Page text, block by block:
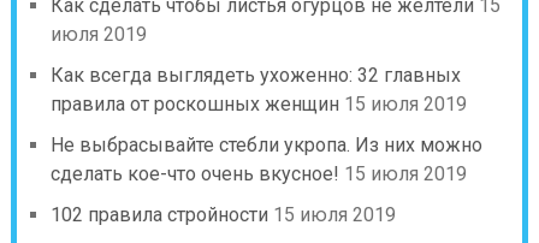
Как сделать чтобы листья огурцов не желтели 15
июля 2019
Как всегда выглядеть ухоженно: 32 главных
правила от роскошных женщин 15 июля 2019
Не выбрасывайте стебли укропа. Из них можно
сделать кое-что очень вкусное! 15 июля 2019
102 правила стройности 15 июля 2019